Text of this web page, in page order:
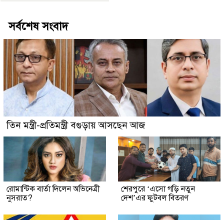
সর্বশেষ সংবাদ
তিন মন্ত্রী-প্রতিমন্ত্রী বগুড়ায় আসছেন আজ
রোমান্টিক বার্তা দিলেন অভিনেত্রী
নুসরাত?
শেরপুরে ‘এসো গড়ি নতুন
দেশ’এর ফুটবল বিতরণ